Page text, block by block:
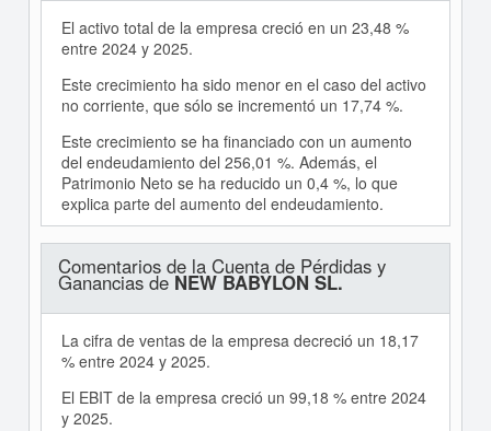
El activo total de la empresa creció en un 23,48 %
entre 2024 y 2025.
Este crecimiento ha sido menor en el caso del activo
no corriente, que sólo se incrementó un 17,74 %.
Este crecimiento se ha financiado con un aumento
del endeudamiento del 256,01 %. Además, el
Patrimonio Neto se ha reducido un 0,4 %, lo que
explica parte del aumento del endeudamiento.
Comentarios de la Cuenta de Pérdidas y
Ganancias deNEW BABYLON SL.
La cifra de ventas de la empresa decreció un 18,17
% entre 2024 y 2025.
El EBIT de la empresa creció un 99,18 % entre 2024
y 2025.